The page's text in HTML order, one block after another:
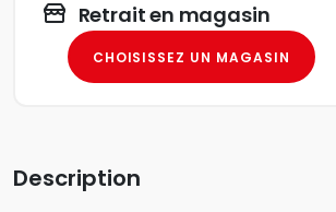
Retrait en magasin
CHOISISSEZ UN MAGASIN
Description